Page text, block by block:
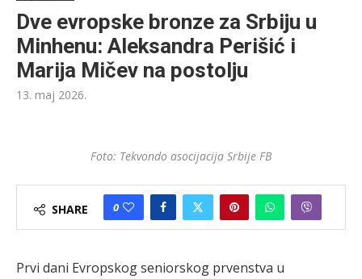
Dve evropske bronze za Srbiju u
Minhenu: Aleksandra Perišić i
Marija Mičev na postolju
13. maj 2026.
Foto: Tekvondo asocijacija Srbije FB
SHARE 0
Prvi dani Evropskog seniorskog prvenstva u